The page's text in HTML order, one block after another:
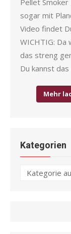
Mehr
Kategorien
Kategorien